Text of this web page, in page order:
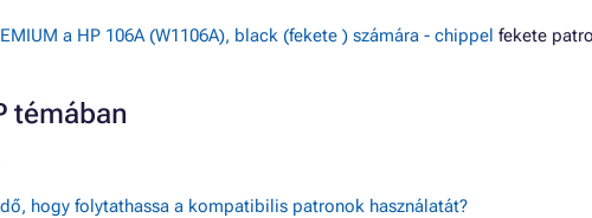
a HP 106A (W1106A), black (fekete ) számára - chippel fekete
témában
hogy folytathassa a kompatibilis patronok használatát?